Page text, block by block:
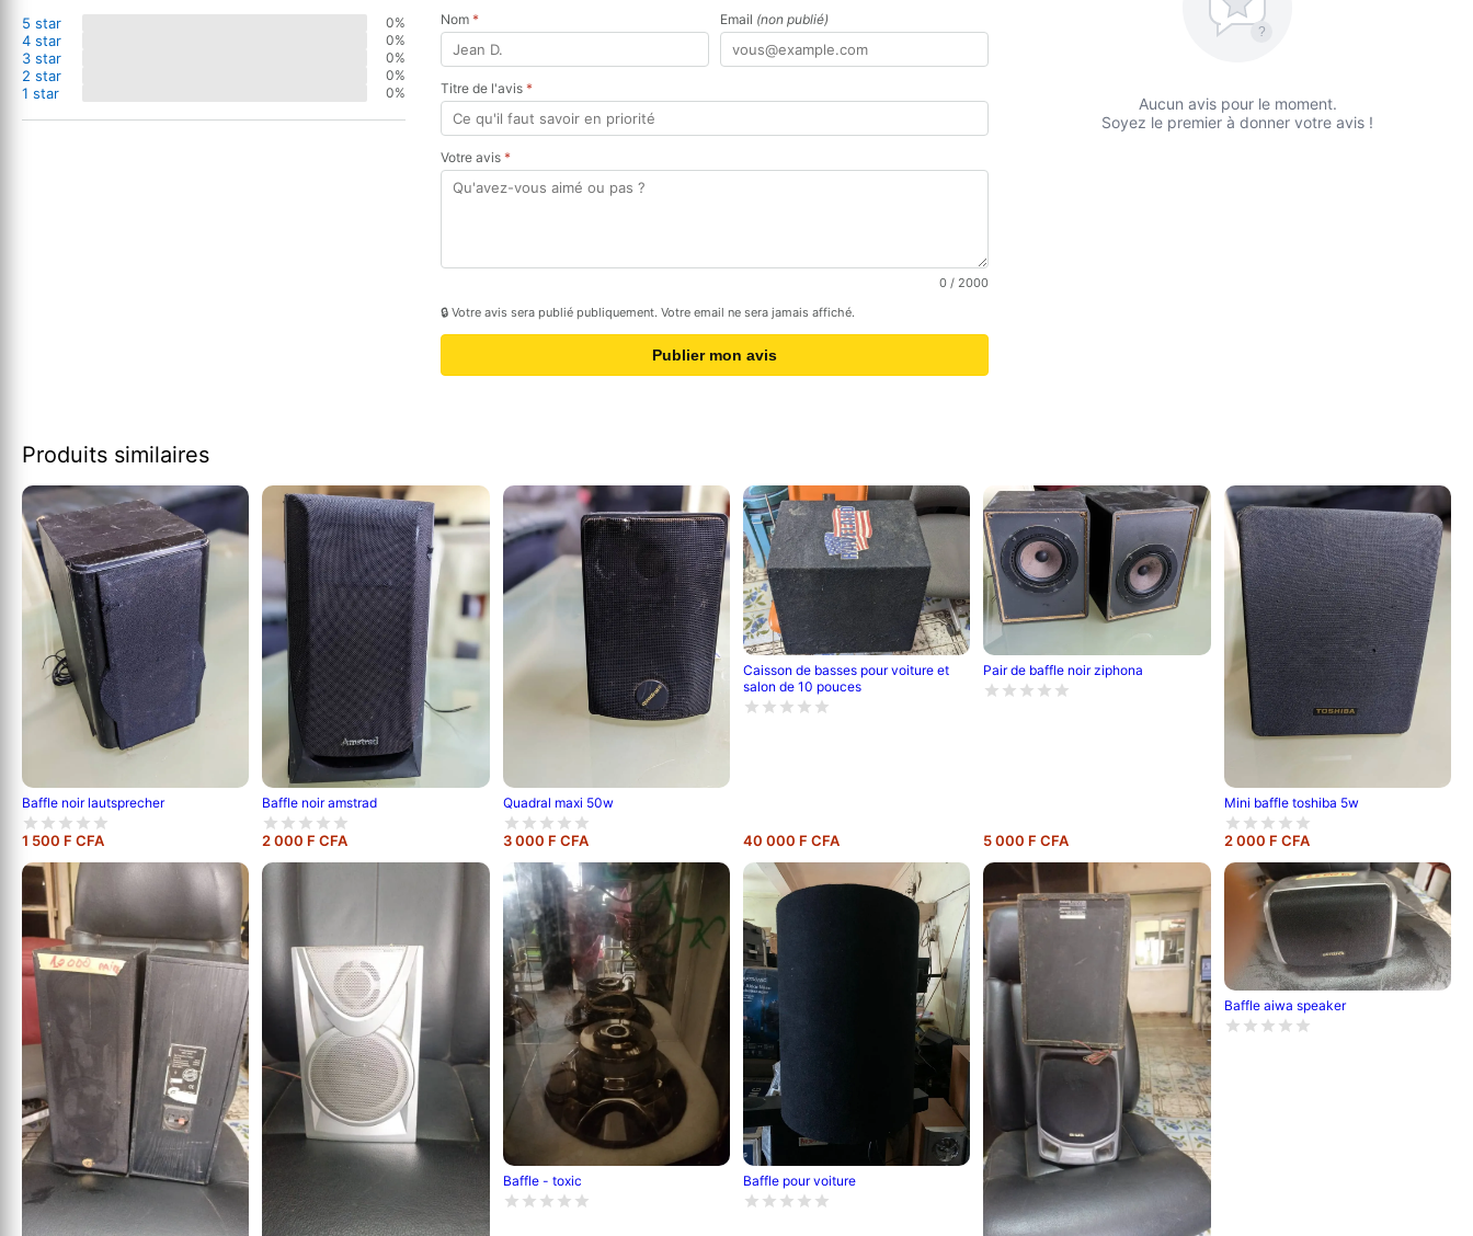
5 star
0%
4 star 0%
3 star 0%
2 star 0%
1 star 0%
Nom * Email (non publié)
Titre de l'avis *
Votre avis *
0 / 2000
🔒 Votre avis sera publié publiquement. Votre email ne sera jamais affiché.
Publier mon avis
?
Aucun avis pour le moment.
Soyez le premier à donner votre avis !
Produits similaires
Baffle noir lautsprecher
1 500 F CFA
Baffle noir amstrad
2 000 F CFA
Quadral maxi 50w
3 000 F CFA
Caisson de basses pour voiture et
salon de 10 pouces
40 000 F CFA
Pair de baffle noir ziphona
5 000 F CFA
Mini baffle toshiba 5w
2 000 F CFA
Baffle - toxic Baffle pour voiture
Baffle aiwa speaker